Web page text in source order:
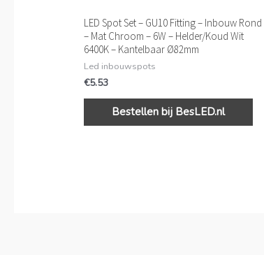
LED Spot Set – GU10 Fitting – Inbouw Rond
– Mat Chroom – 6W – Helder/Koud Wit
6400K – Kantelbaar Ø82mm
Led inbouwspots
€5.53
Bestellen bij BesLED.nl